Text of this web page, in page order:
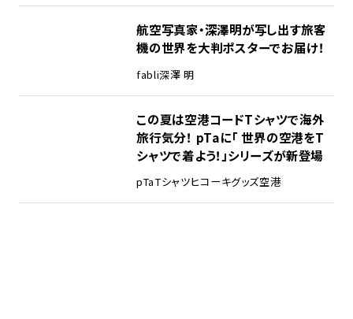
航空写真家・深澤明が写し出す旅客
機の世界を大判ポスターでお届け！
fabli深澤 明
この夏は空港コードTシャツで海外
旅行気分！ pTaに「 世界の空港をT
シャツで着よう！」シリーズが新登場
pTaTシャツヒコーキグッズ空港